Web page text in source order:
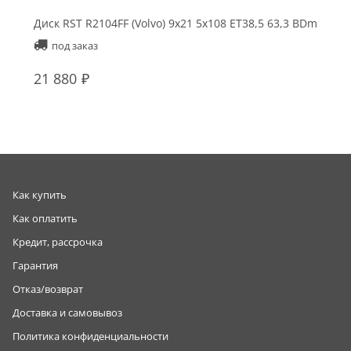
Диск RST R2104FF (Volvo) 9x21 5x108 ET38,5 63,3 BDm
под заказ
21 880
Как купить
Как оплатить
Кредит, рассрочка
Гарантия
Отказ/возврат
Доставка и самовывоз
Политика конфиденциальности